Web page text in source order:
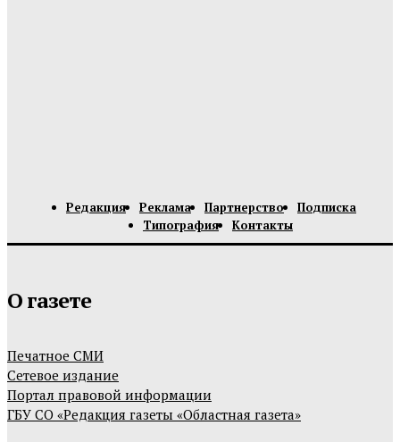
Редакция Реклама Партнерство
Подписка
Типография
Контакты
О газете
Печатное СМИ
Сетевое издание
Портал правовой информации
ГБУ СО «Редакция газеты «Областная газета»